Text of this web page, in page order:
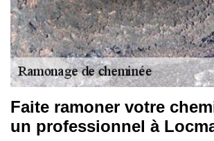
Faite ramoner votre
un professionnel à